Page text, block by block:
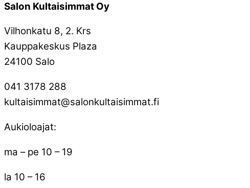
Salon Kultaisimmat Oy
Vilhonkatu 8, 2. Krs
Kauppakeskus Plaza
24100 Salo
041 3178 288
kultaisimmat@salonkultaisimmat.fi
Aukioloajat:
ma – pe 10 – 19
la 10 – 16